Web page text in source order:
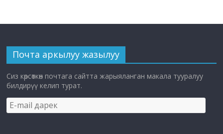
Почта аркылуу жазылуу
Сиз көрсөткөн почтага сайтта жарыяланган макала тууралуу
билдирүү келип турат.
E-
mail